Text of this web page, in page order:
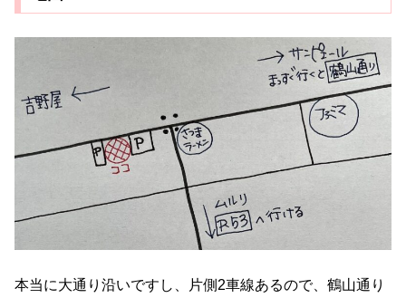
本当に大通り沿いですし、片側2車線あるので、鶴山通り